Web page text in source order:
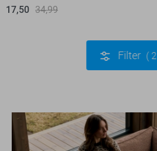
17,50 34,99
Filter 2